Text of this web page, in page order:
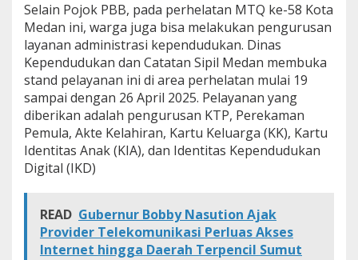
Selain Pojok PBB, pada perhelatan MTQ ke-58 Kota
Medan ini, warga juga bisa melakukan pengurusan
layanan administrasi kependudukan. Dinas
Kependudukan dan Catatan Sipil Medan membuka
stand pelayanan ini di area perhelatan mulai 19
sampai dengan 26 April 2025. Pelayanan yang
diberikan adalah pengurusan KTP, Perekaman
Pemula, Akte Kelahiran, Kartu Keluarga (KK), Kartu
Identitas Anak (KIA), dan Identitas Kependudukan
Digital (IKD)
READ Gubernur Bobby Nasution Ajak
Provider Telekomunikasi Perluas Akses
Internet hingga Daerah Terpencil Sumut